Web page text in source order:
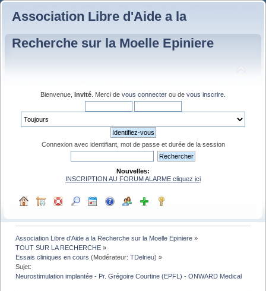
Association Libre d'Aide a la
Recherche sur la Moelle Epiniere
Bienvenue, Invité . Merci de vous connecter ou de vous inscrire
Connexion avec identifiant, mot de passe et durée de la session
Nouvelles:
INSCRIPTION AU FORUM ALARME cliquez ici
Association Libre d'Aide a la Recherche sur la Moelle Epiniere »
TOUT SUR LA RECHERCHE »
Essais cliniques en cours (Modérateur:TDelrieu) »
Sujet:
Neurostimulation implantée - Pr. Grégoire Courtine (EPFL) - ONWARD Medical